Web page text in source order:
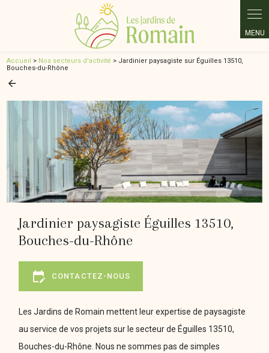
Accueil > Nos secteurs d'activité > Jardinier paysagiste sur Éguilles 13510,
Bouches-du-Rhône
Jardinier paysagiste Éguilles 13510,
Bouches-du-Rhône
edit_calendar CONTACTEZ-NOUS
Les Jardins de Romain mettent leur expertise de paysagiste
au service de vos projets sur le secteur de Éguilles 13510,
Bouches-du-Rhône. Nous ne sommes pas de simples
Panneau de gestion des cookies